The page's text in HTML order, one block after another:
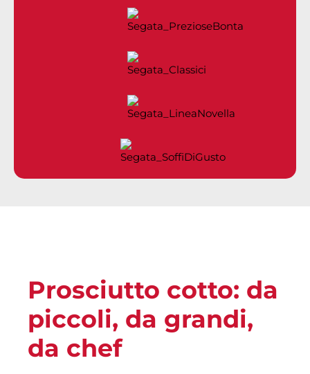
Prosciutto cotto: da
piccoli, da grandi,
da chef